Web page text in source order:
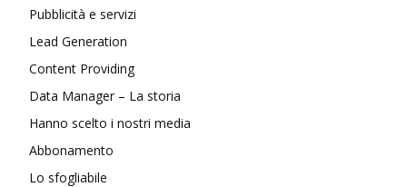
Pubblicità e servizi
Lead Generation
Content Providing
Data Manager – La storia
Hanno scelto i nostri media
Abbonamento
Lo sfogliabile